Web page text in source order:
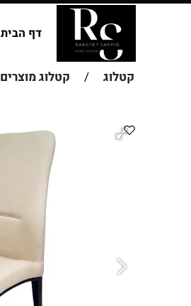
דף הבית
קטלוג / קטלוג מוצרים